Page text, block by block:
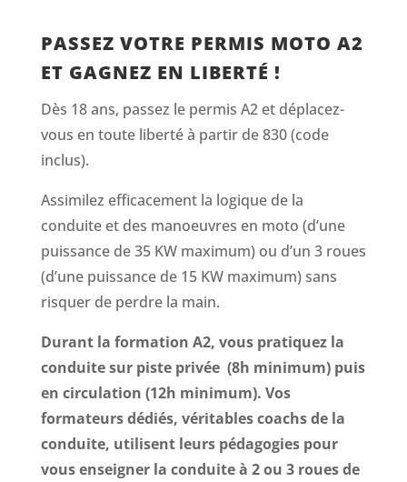
PASSEZ VOTRE PERMIS MOTO A2
ET GAGNEZ EN LIBERTÉ !
Dès 18 ans, passez le permis A2 et déplacez-
vous en toute liberté à partir de 830 (code
inclus).
Assimilez efficacement la logique de la
conduite et des manoeuvres en moto (d’une
puissance de 35 KW maximum) ou d’un 3 roues
(d’une puissance de 15 KW maximum) sans
risquer de perdre la main.
Durant la formation A2, vous pratiquez la
conduite sur piste privée (8h minimum) puis
en circulation (12h minimum). Vos
formateurs dédiés, véritables coachs de la
conduite, utilisent leurs pédagogies pour
vous enseigner la conduite à 2 ou 3 roues de